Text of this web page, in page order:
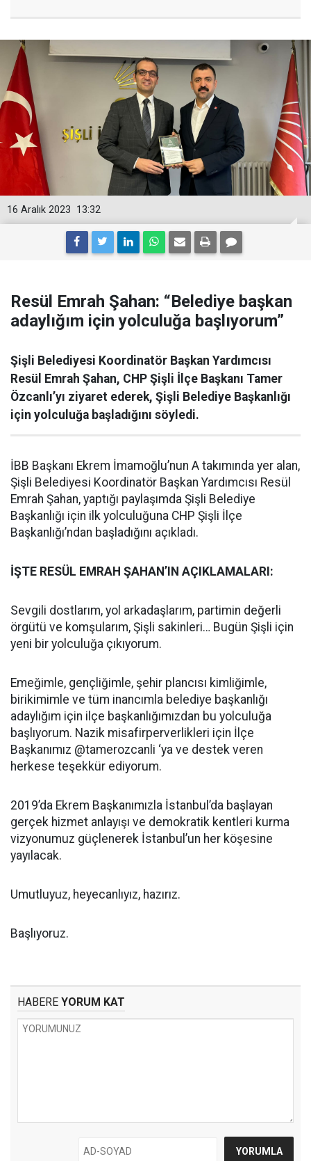
13:32
16 Aralık 2023
Resül Emrah Şahan: “Belediye başkan
adaylığım için yolculuğa başlıyorum”
Şişli Belediyesi Koordinatör Başkan Yardımcısı
Resül Emrah Şahan, CHP Şişli İlçe Başkanı Tamer
Özcanlı’yı ziyaret ederek, Şişli Belediye Başkanlığı
için yolculuğa başladığını söyledi.
İBB Başkanı Ekrem İmamoğlu’nun A takımında yer alan,
Şişli Belediyesi Koordinatör Başkan Yardımcısı Resül
Emrah Şahan, yaptığı paylaşımda Şişli Belediye
Başkanlığı için ilk yolculuğuna CHP Şişli İlçe
Başkanlığı’ndan başladığını açıkladı.
İŞTE RESÜL EMRAH ŞAHAN’IN AÇIKLAMALARI:
Sevgili dostlarım, yol arkadaşlarım, partimin değerli
örgütü ve komşularım, Şişli sakinleri… Bugün Şişli için
yeni bir yolculuğa çıkıyorum.
Emeğimle, gençliğimle, şehir plancısı kimliğimle,
birikimimle ve tüm inancımla belediye başkanlığı
adaylığım için ilçe başkanlığımızdan bu yolculuğa
başlıyorum. Nazik misafirperverlikleri için İlçe
Başkanımız @tamerozcanli ‘ya ve destek veren
herkese teşekkür ediyorum.
2019’da Ekrem Başkanımızla İstanbul’da başlayan
gerçek hizmet anlayışı ve demokratik kentleri kurma
vizyonumuz güçlenerek İstanbul’un her köşesine
yayılacak.
Umutluyuz, heyecanlıyız, hazırız.
Başlıyoruz.
HABERE YORUM KAT